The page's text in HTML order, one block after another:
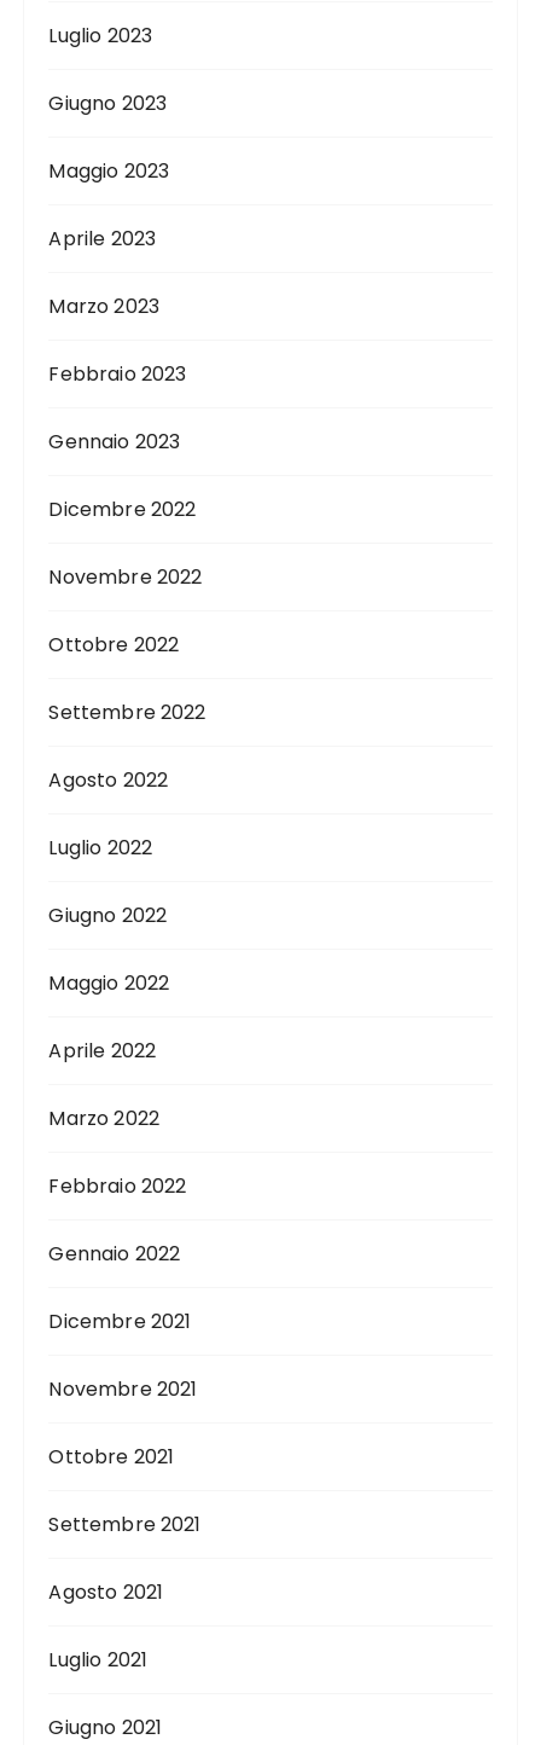
Luglio 2023
Giugno 2023
Maggio 2023
Aprile 2023
Marzo 2023
Febbraio 2023
Gennaio 2023
Dicembre 2022
Novembre 2022
Ottobre 2022
Settembre 2022
Agosto 2022
Luglio 2022
Giugno 2022
Maggio 2022
Aprile 2022
Marzo 2022
Febbraio 2022
Gennaio 2022
Dicembre 2021
Novembre 2021
Ottobre 2021
Settembre 2021
Agosto 2021
Luglio 2021
Giugno 2021